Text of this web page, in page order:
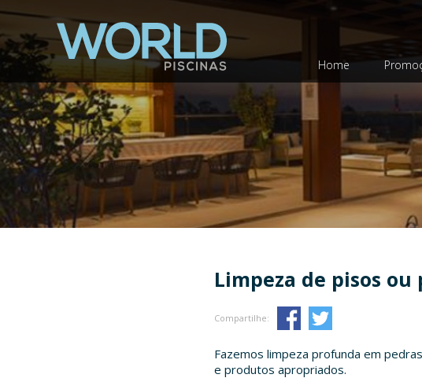
Home
Limpeza de pisos
Compartilhe:
Fazemos limpeza profunda em
e produtos apropriados.